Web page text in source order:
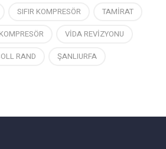
SIFIR KOMPRESÖR
TAMİRAT
VİDA REVİZYONU
RAND ŞANLIURFA